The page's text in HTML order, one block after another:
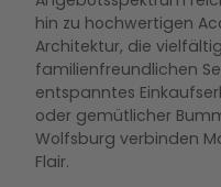
hin zu hochwertigen
Architektur, die
familienfreundlichen
entspanntes
oder gemütlicher
Wolfsburg verbinden
Flair.